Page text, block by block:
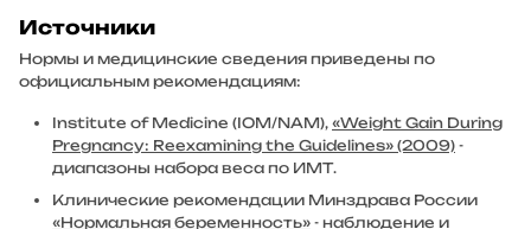
Источники
Нормы и медицинские сведения приведены по
официальным рекомендациям:
Institute of Medicine (IOM/NAM), «Weight Gain During
Pregnancy: Reexamining the Guidelines» (2009) -
диапазоны набора веса по ИМТ.
Клинические рекомендации Минздрава России
«Нормальная беременность» - наблюдение и